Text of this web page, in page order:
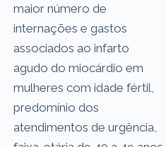
maior número de
internações e gastos
associados ao infarto
agudo do miocárdio em
mulheres com idade fértil,
predomínio dos
atendimentos de urgência,